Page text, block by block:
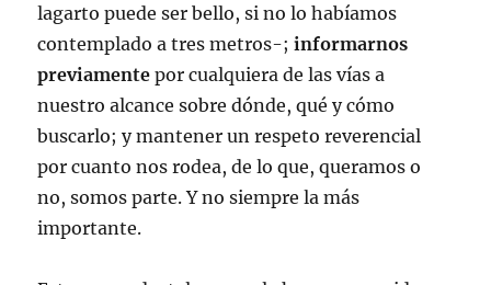
lagarto puede ser bello, si no lo habíamos
contemplado a tres metros-;informarnos
previamente por cualquiera de las vías a
nuestro alcance sobre dónde, qué y cómo
buscarlo; y mantener un respeto reverencial
por cuanto nos rodea, de lo que, queramos o
no, somos parte. Y no siempre la más
importante.